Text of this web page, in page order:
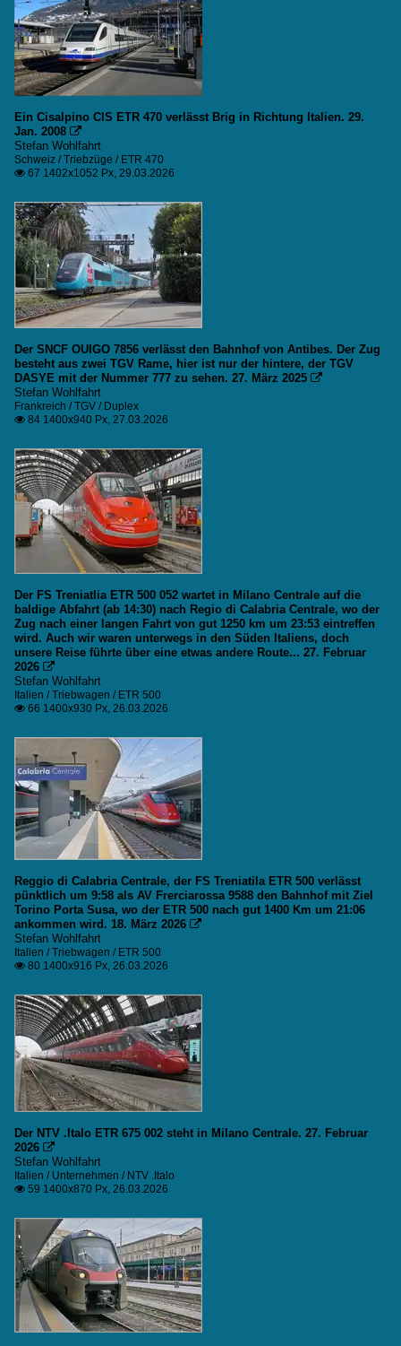
Ein Cisalpino CIS ETR 470 verlässt Brig in Richtung Italien. 29.
Jan. 2008 
Stefan Wohlfahrt
Schweiz / Triebzüge / ETR 470
 67 1402x1052 Px, 29.03.2026
Der SNCF OUIGO 7856 verlässt den Bahnhof von Antibes. Der Zug
besteht aus zwei TGV Rame, hier ist nur der hintere, der TGV
DASYE mit der Nummer 777 zu sehen. 27. März 2025 
Stefan Wohlfahrt
Frankreich / TGV / Duplex
 84 1400x940 Px, 27.03.2026
Der FS Treniatlia ETR 500 052 wartet in Milano Centrale auf die
baldige Abfahrt (ab 14:30) nach Regio di Calabria Centrale, wo der
Zug nach einer langen Fahrt von gut 1250 km um 23:53 eintreffen
wird. Auch wir waren unterwegs in den Süden Italiens, doch
unsere Reise führte über eine etwas andere Route... 27. Februar
2026 
Stefan Wohlfahrt
Italien / Triebwagen / ETR 500
 66 1400x930 Px, 26.03.2026
Reggio di Calabria Centrale, der FS Treniatila ETR 500 verlässt
pünktlich um 9:58 als AV Frerciarossa 9588 den Bahnhof mit Ziel
Torino Porta Susa, wo der ETR 500 nach gut 1400 Km um 21:06
ankommen wird. 18. März 2026 
Stefan Wohlfahrt
Italien / Triebwagen / ETR 500
 80 1400x916 Px, 26.03.2026
Der NTV .Italo ETR 675 002 steht in Milano Centrale. 27. Februar
2026 
Stefan Wohlfahrt
Italien / Unternehmen / NTV .Italo
 59 1400x870 Px, 26.03.2026